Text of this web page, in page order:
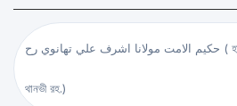
حكيم الامت مولانا اشرف علي تهانوي رح ( হাকীমুল উম্মত মাওলানা আশরাফ আলী
থানভী রহ.)